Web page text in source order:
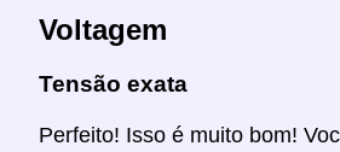
Voltagem
Tensão exata
Perfeito! Isso é muito bom!